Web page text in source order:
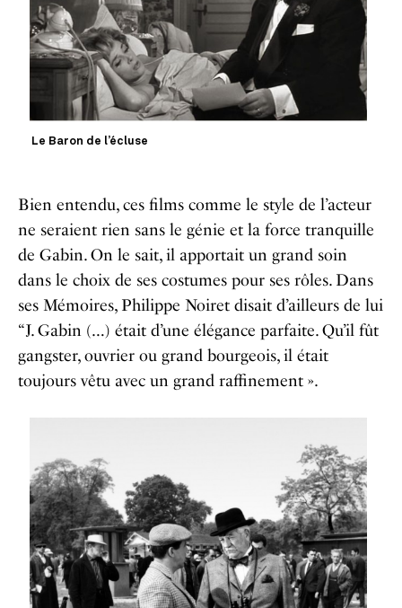
Le Baron de l’écluse
Bien entendu, ces films comme le style de l’acteur
ne seraient rien sans le génie et la force tranquille
de Gabin. On le sait, il apportait un grand soin
dans le choix de ses costumes pour ses rôles. Dans
ses Mémoires, Philippe Noiret disait d’ailleurs de lui
“J. Gabin (…) était d’une élégance parfaite. Qu’il fût
gangster, ouvrier ou grand bourgeois, il était
toujours vêtu avec un grand raffinement ».